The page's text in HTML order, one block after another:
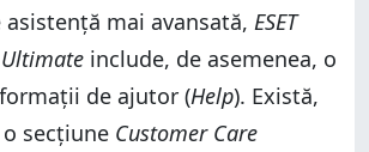
asistență mai avansată, ESET
Ultimate include, de asemenea, o
de ajutor (Help). Există,
secțiune Customer Care